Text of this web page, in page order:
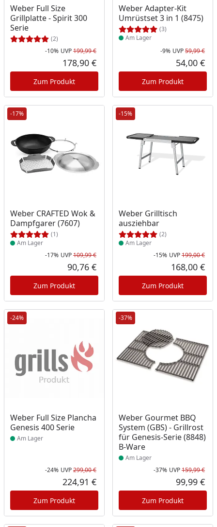
Weber Full Size
Grillplatte - Spirit 300
Serie
(2)
Rabatt in Prozent
-10%
Ursprünglicher Preis
UVP199,99 €
Aktueller Preis
178,90 €
Zum Produkt
Weber Adapter-Kit
Umrüstset 3 in 1 (8475)
(3)
Produkt am Lager
Am Lager
-9% UVP59,99 €
54,00 €
Zum Produkt
-17%
Weber CRAFTED Wok &
Dampfgarer (7607)
(1)
Produkt am Lager
Am Lager
Rabatt in Prozent
-17%
Ursprünglicher Preis
UVP109,99 €
Aktueller Preis
90,76 €
Zum Produkt
-15%
Weber Grilltisch
ausziehbar
(2)
Produkt am Lager
Am Lager
-15% UVP199,00 €
168,00 €
Zum Produkt
-24%
Weber Full Size Plancha
Genesis 400 Serie
Produkt am Lager
Am Lager
Rabatt in Prozent
-24%
Ursprünglicher Preis
UVP299,00 €
Aktueller Preis
224,91 €
Zum Produkt
-37%
Weber Gourmet BBQ
System (GBS) - Grillrost
für Genesis-Serie (8848)
B-Ware
Produkt am Lager
Am Lager
-37% UVP159,99 €
99,99 €
Zum Produkt